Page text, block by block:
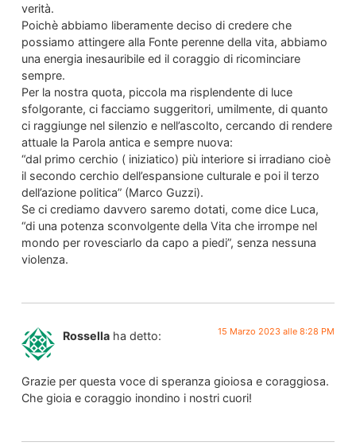
verità.
Poichè abbiamo liberamente deciso di credere che
possiamo attingere alla Fonte perenne della vita, abbiamo
una energia inesauribile ed il coraggio di ricominciare
sempre.
Per la nostra quota, piccola ma risplendente di luce
sfolgorante, ci facciamo suggeritori, umilmente, di quanto
ci raggiunge nel silenzio e nell’ascolto, cercando di rendere
attuale la Parola antica e sempre nuova:
“dal primo cerchio ( iniziatico) più interiore si irradiano cioè
il secondo cerchio dell’espansione culturale e poi il terzo
dell’azione politica” (Marco Guzzi).
Se ci crediamo davvero saremo dotati, come dice Luca,
“di una potenza sconvolgente della Vita che irrompe nel
mondo per rovesciarlo da capo a piedi”, senza nessuna
violenza.
Rossella ha detto: 15 Marzo 2023 alle 8:28 PM
Grazie per questa voce di speranza gioiosa e coraggiosa.
Che gioia e coraggio inondino i nostri cuori!